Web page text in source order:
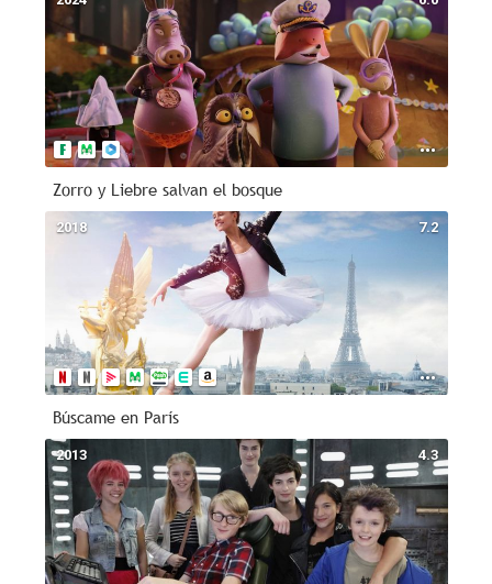
Zorro y Liebre salvan el bosque
7.2
2018
Búscame en París
4.3
2013